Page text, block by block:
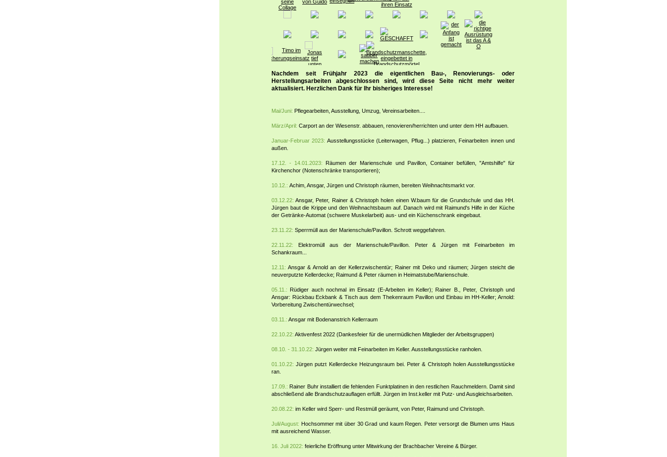
Nachdem seit Frühjahr 2023 die eigentlichen Bau-, Renovierungs- oder
Herstellungsarbeiten abgeschlossen sind, wird diese Seite nicht mehr weiter
aktualisiert. Herzlichen Dank für Ihr bisheriges Interesse!
Mai/Juni: Pflegearbeiten, Ausstellung, Umzug, Vereinsarbeiten....
März/April: Carport an der Wiesenstr. abbauen, renovieren/herrichten und unter dem HH aufbauen.
Januar-Februar 2023: Ausstellungsstücke (Leiterwagen, Pflug...) platzieren, Feinarbeiten innen und
außen.
17.12. - 14.01.2023: Räumen der Marienschule und Pavillon, Container befüllen, "Amtshilfe" für
Kirchenchor (Notenschränke transportieren);
10.12.: Achim, Ansgar, Jürgen und Christoph räumen, bereiten Weihnachtsmarkt vor.
03.12.22: Ansgar, Peter, Rainer & Christoph holen einen W.baum für die Grundschule und das HH.
Jürgen baut die Krippe und den Weihnachtsbaum auf. Danach wird mit Raimund's Hilfe in der Küche
der Getränke-Automat (schwere Muskelarbeit) aus- und ein Küchenschrank eingebaut.
23.11.22: Sperrmüll aus der Marienschule/Pavillon. Schrott weggefahren.
22.11.22: Elektromüll aus der Marienschule/Pavillon. Peter & Jürgen mit Feinarbeiten im
Schankraum...
12.11: Ansgar & Arnold an der Kellerzwischentür; Rainer mit Deko und räumen; Jürgen steicht die
neuverputzte Kellerdecke; Raimund & Peter räumen in Heimatstube/Marienschule.
05.11.: Rüdiger auch nochmal im Einsatz (E-Arbeiten im Keller); Rainer B., Peter, Christoph und
Ansgar: Rückbau Eckbank & Tisch aus dem Thekenraum Pavillon und Einbau im HH-Keller; Arnold:
Vorbereitung Zwischentürwechsel;
03.11.: Ansgar mit Bodenanstrich Kellerraum
22.10.22: Aktivenfest 2022 (Dankesfeier für die unermüdlichen Mitglieder der Arbeitsgruppen)
08.10. - 31.10.22: Jürgen weiter mit Feinarbeiten im Keller. Ausstellungsstücke ranholen.
01.10.22: Jürgen putzt Kellerdecke Heizungsraum bei. Peter & Christoph holen Ausstellungsstücke
ran.
17.09.: Rainer Buhr installiert die fehlenden Funktplatinen in den restlichen Rauchmeldern. Damit sind
abschließend alle Brandschutzauflagen erfüllt. Jürgen im Inst.keller mit Putz- und Ausgleichsarbeiten.
20.08.22: im Keller wird Sperr- und Restmüll geräumt, von Peter, Raimund und Christoph.
Juli/August: Hochsommer mit über 30 Grad und kaum Regen. Peter versorgt die Blumen ums Haus
mit ausreichend Wasser.
16. Juli 2022: feierliche Eröffnung unter Mitwirkung der Brachbacher Vereine & Bürger.